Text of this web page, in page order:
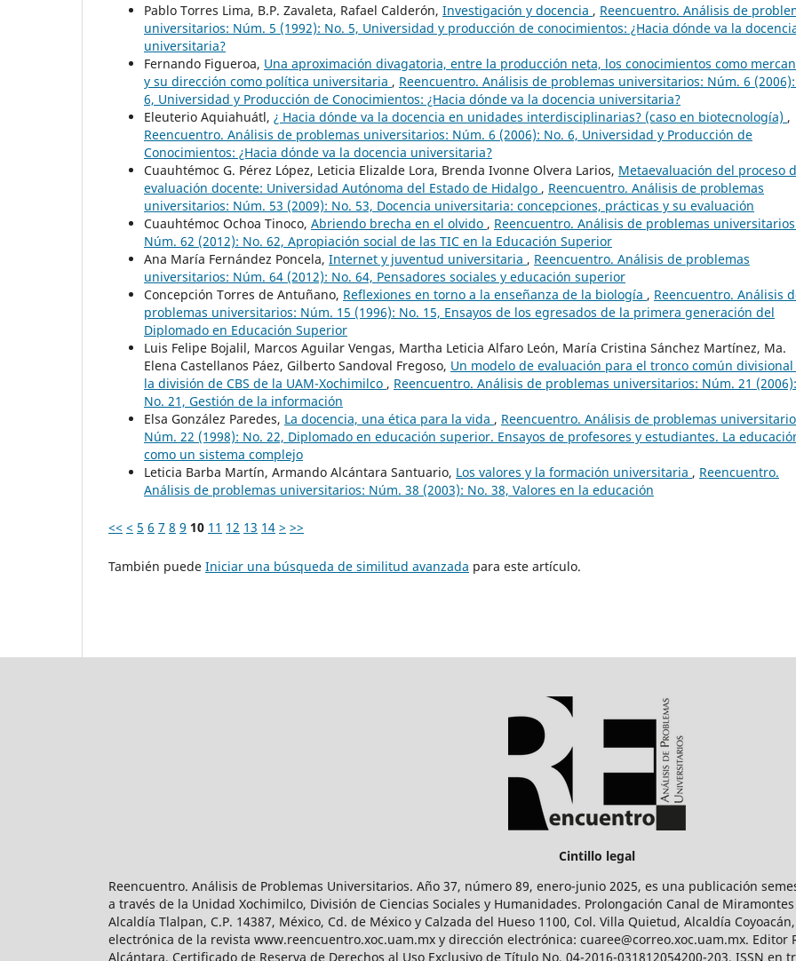
Pablo Torres Lima, B.P. Zavaleta, Rafael Calderón, Investigación y docencia , Reencuentro. Análisis de
universitarios: Núm. 5 (1992): No. 5, Universidad y producción de conocimientos: ¿Hacia dónde va la
universitaria?
Fernando Figueroa, Una aproximación divagatoria, entre la producción neta, los conocimientos como
y su dirección como política universitaria , Reencuentro. Análisis de problemas universitarios: Núm. 6
6, Universidad y Producción de Conocimientos: ¿Hacia dónde va la docencia universitaria?
Eleuterio Aquiahuátl, ¿ Hacia dónde va la docencia en unidades interdisciplinarias? (caso en biotecnología) ,
Reencuentro. Análisis de problemas universitarios: Núm. 6 (2006): No. 6, Universidad y Producción de
Conocimientos: ¿Hacia dónde va la docencia universitaria?
Cuauhtémoc G. Pérez López, Leticia Elizalde Lora, Brenda Ivonne Olvera Larios, Metaevaluación del proceso
evaluación docente: Universidad Autónoma del Estado de Hidalgo , Reencuentro. Análisis de problemas
universitarios: Núm. 53 (2009): No. 53, Docencia universitaria: concepciones, prácticas y su evaluación
Cuauhtémoc Ochoa Tinoco, Abriendo brecha en el olvido , Reencuentro. Análisis de problemas
Núm. 62 (2012): No. 62, Apropiación social de las TIC en la Educación Superior
Ana María Fernández Poncela, Internet y juventud universitaria , Reencuentro. Análisis de problemas
universitarios: Núm. 64 (2012): No. 64, Pensadores sociales y educación superior
Concepción Torres de Antuñano, Reflexiones en torno a la enseñanza de la biología , Reencuentro. Análisis
problemas universitarios: Núm. 15 (1996): No. 15, Ensayos de los egresados de la primera generación del
Diplomado en Educación Superior
Luis Felipe Bojalil, Marcos Aguilar Vengas, Martha Leticia Alfaro León, María Cristina Sánchez Martínez, Ma.
Elena Castellanos Páez, Gilberto Sandoval Fregoso, Un modelo de evaluación para el tronco común
la división de CBS de la UAM-Xochimilco , Reencuentro. Análisis de problemas universitarios: Núm. 21 (2006):
No. 21, Gestión de la información
Elsa González Paredes, La docencia, una ética para la vida , Reencuentro. Análisis de problemas
Núm. 22 (1998): No. 22, Diplomado en educación superior. Ensayos de profesores y estudiantes. La
como un sistema complejo
Leticia Barba Martín, Armando Alcántara Santuario, Los valores y la formación universitaria , Reencuentro.
Análisis de problemas universitarios: Núm. 38 (2003): No. 38, Valores en la educación
<< < 5 6 7 8 9 10 11 12 13 14 > >>
También puede Iniciar una búsqueda de similitud avanzada para este artículo.
Cintillo legal
Reencuentro. Análisis de Problemas Universitarios. Año 37, número 89, enero-junio 2025, es una publicación
a través de la Unidad Xochimilco, División de Ciencias Sociales y Humanidades. Prolongación Canal de Miramontes
Alcaldía Tlalpan, C.P. 14387, México, Cd. de México y Calzada del Hueso 1100, Col. Villa Quietud, Alcaldía
electrónica de la revista www.reencuentro.xoc.uam.mx y dirección electrónica: cuaree@correo.xoc.uam.mx. Editor
Alcántara. Certificado de Reserva de Derechos al Uso Exclusivo de Título No. 04-2016-031812054200-203, ISSN